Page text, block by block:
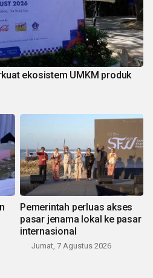
ekosistem UMKM produk
Pemerintah perluas akses
pasar jenama lokal ke pasar
internasional
Jumat, 7 Agustus 2026